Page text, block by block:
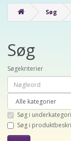
Søg
Søg
Søgekriterier
Søg i
Søg i